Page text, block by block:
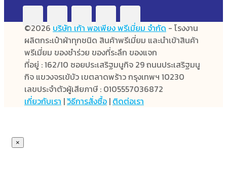
©2026 บริษัท เก้า พอเพียง พรีเมี่ยม จำกัด - โรงงาน
ผลิตกระเป๋าผ้าทุกชนิด สินค้าพรีเมี่ยม และนำเข้าสินค้า
พรีเมี่ยม ของชำร่วย ของที่ระลึก ของแจก
ที่อยู่ : 162/10 ซอยประเสริฐมนูกิจ 29 ถนนประเสริฐมนู
กิจ แขวงจรเข้บัว เขตลาดพร้าว กรุงเทพฯ 10230
เลขประจำตัวผู้เสียภาษี : 0105557036872
เกี่ยวกับเรา |วิธีการสั่งซื้อ | ติดต่อเรา
×